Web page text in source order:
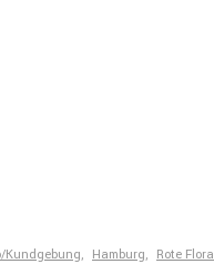
Kundgebung, Hamburg, Rote Flora